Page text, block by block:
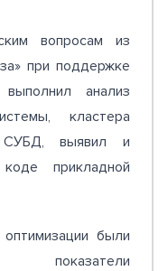
вопросам из
при поддержке
анализ
кластера
СУБД, выявил и
прикладной
были
показатели